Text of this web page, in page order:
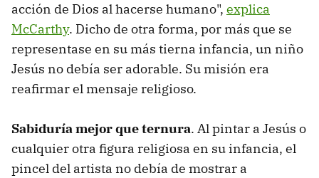
acción de Dios al hacerse humano", explica
McCarthy. Dicho de otra forma, por más que se
representase en su más tierna infancia, un niño
Jesús no debía ser adorable. Su misión era
reafirmar el mensaje religioso.
Sabiduría mejor que ternura. Al pintar a Jesús o
cualquier otra figura religiosa en su infancia, el
pincel del artista no debía de mostrar a